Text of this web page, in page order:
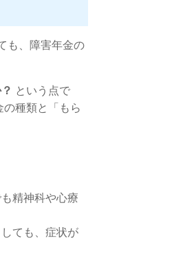
も、障害年金の
という点で
種類と「もら
精神科や心療
ても、症状が